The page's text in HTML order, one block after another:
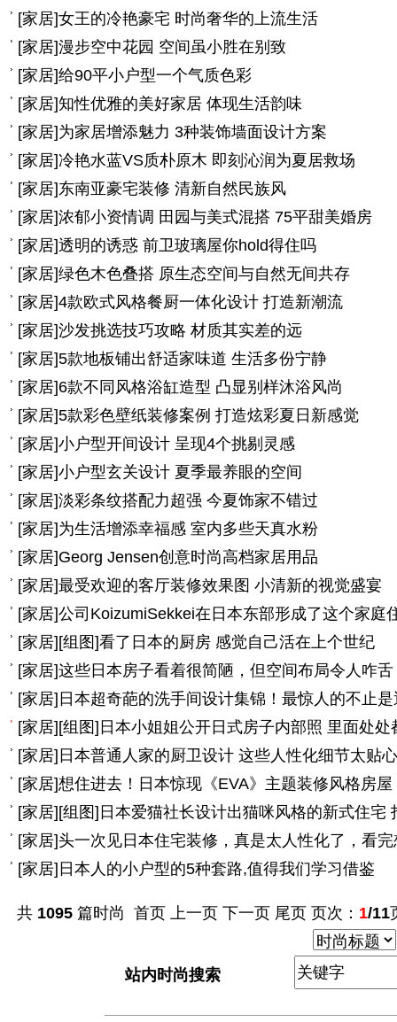
[家居]女王的冷艳豪宅 时尚奢华的上流生活
[家居]漫步空中花园 空间虽小胜在别致
[家居]给90平小户型一个气质色彩
[家居]知性优雅的美好家居 体现生活韵味
[家居]为家居增添魅力 3种装饰墙面设计方案
[家居]冷艳水蓝VS质朴原木 即刻沁润为夏居救场
[家居]东南亚豪宅装修 清新自然民族风
[家居]浓郁小资情调 田园与美式混搭 75平甜美婚房
[家居]透明的诱惑 前卫玻璃屋你hold得住吗
[家居]绿色木色叠搭 原生态空间与自然无间共存
[家居]4款欧式风格餐厨一体化设计 打造新潮流
[家居]沙发挑选技巧攻略 材质其实差的远
[家居]5款地板铺出舒适家味道 生活多份宁静
[家居]6款不同风格浴缸造型 凸显别样沐浴风尚
[家居]5款彩色壁纸装修案例 打造炫彩夏日新感觉
[家居]小户型开间设计 呈现4个挑剔灵感
[家居]小户型玄关设计 夏季最养眼的空间
[家居]淡彩条纹搭配力超强 今夏饰家不错过
[家居]为生活增添幸福感 室内多些天真水粉
[家居]Georg Jensen创意时尚高档家居用品
[家居]最受欢迎的客厅装修效果图 小清新的视觉盛宴
[家居]公司KoizumiSekkei在日本东部形成了这个家庭
[家居] [组图]看了日本的厨房 感觉自己活在上个世纪
[家居]这些日本房子看着很简陋，但空间布局令人咋舌
[家居] 日本超奇葩的洗手间设计集锦！最惊人的不止
[家居] [组图] 日本小姐姐公开日式房子内部照 里面处处
[家居] 日本普通人家的厨卫设计 这些人性化细节太贴心
[家居]想住进去！日本惊现《EVA》主题装修风格房屋
[家居] [组图] 日本爱猫社长设计出猫咪风格的新式住宅
[家居]头一次见日本住宅装修，真是太人性化了，看
[家居] 日本人的小户型的5种套路,值得我们学习借鉴
共 1095 篇时尚 首页 上一页 下一页 尾页 页次： 1/11
站内时尚搜索